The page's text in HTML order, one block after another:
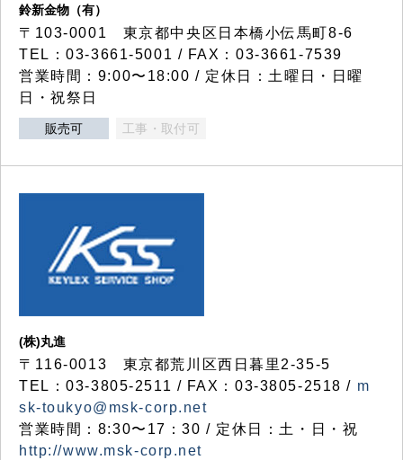
鈴新金物（有）
〒103-0001 東京都中央区日本橋小伝馬町8-6
TEL：03-3661-5001 / FAX：03-3661-7539
営業時間：9:00〜18:00 / 定休日：土曜日・日曜
日・祝祭日
販売可 工事・取付可
(株)丸進
〒116-0013 東京都荒川区西日暮里2-35-5
TEL：03-3805-2511 / FAX：03-3805-2518 / m
sk-toukyo@msk-corp.net
営業時間：8:30〜17：30 / 定休日：土・日・祝
http://www.msk-corp.net